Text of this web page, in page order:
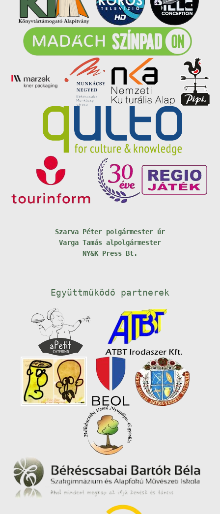
Szarva Péter polgármester úr
Varga Tamás alpolgármester
NY&K Press Bt.
Együttműködő partnerek